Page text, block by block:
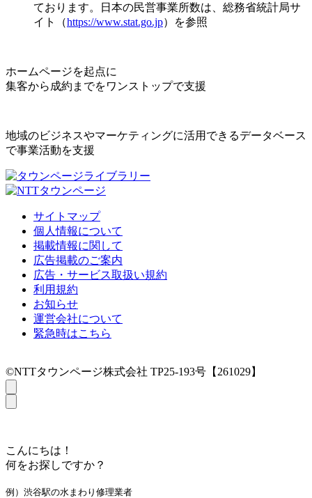
ております。日本の民営事業所数は、総務省統計局サ
イト（https://www.stat.go.jp）を参照
ホームページを起点に
集客から成約までをワンストップで支援
地域のビジネスやマーケティングに活用できるデータベース
で事業活動を支援
サイトマップ
個人情報について
掲載情報に関して
広告掲載のご案内
広告・サービス取扱い規約
利用規約
お知らせ
運営会社について
緊急時はこちら
©NTTタウンページ株式会社 TP25-193号【261029】
こんにちは！
何をお探しですか？
例）渋谷駅の水まわり修理業者